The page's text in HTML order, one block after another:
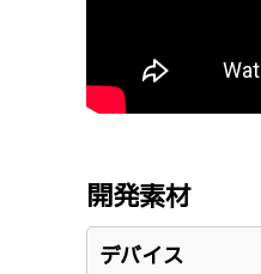
開発素材
デバイス